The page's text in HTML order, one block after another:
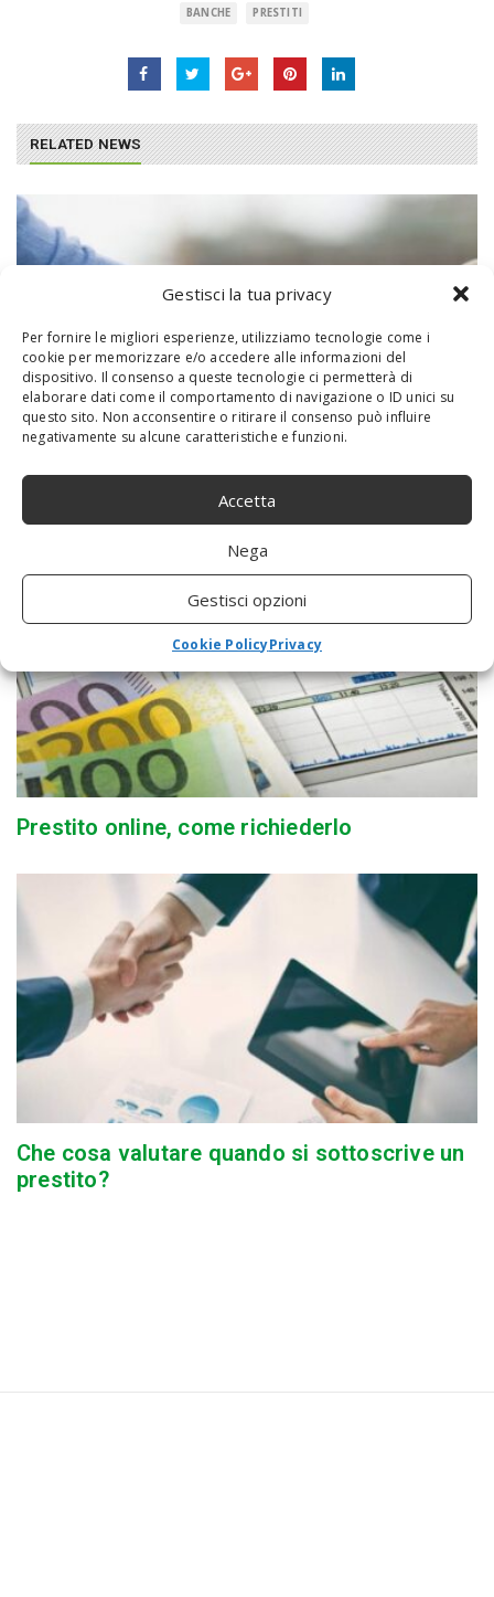
Gestisci la tua privacy
Per fornire le migliori esperienze, utilizziamo tecnologie come i
cookie per memorizzare e/o accedere alle informazioni del
dispositivo. Il consenso a queste tecnologie ci permetterà di
elaborare dati come il comportamento di navigazione o ID unici su
questo sito. Non acconsentire o ritirare il consenso può influire
negativamente su alcune caratteristiche e funzioni.
Accetta
Nega
Gestisci opzioni
Cookie PolicyPrivacy
BANCHE PRESTITI
RELATED NEWS
4 buoni motivi per non prestare soldi a amici
Prestito online, come richiederlo
Che cosa valutare quando si sottoscrive un
prestito?